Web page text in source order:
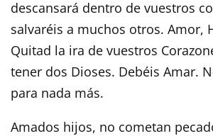
descansará dentro de vuestros
salvaréis a muchos otros. Amor,
Quitad la ira de vuestros
tener dos Dioses. Debéis Amar.
para nada más.
Amados hijos, no cometan